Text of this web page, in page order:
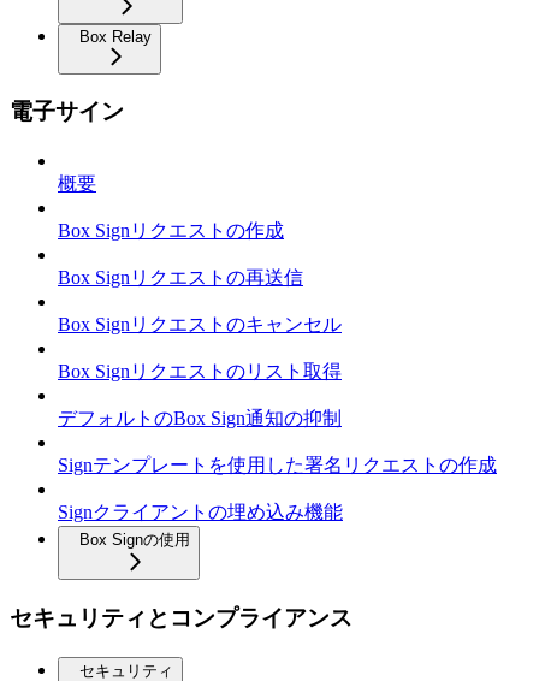
Box Relay
電子サイン
概要
Box Signリクエストの作成
Box Signリクエストの再送信
Box Signリクエストのキャンセル
Box Signリクエストのリスト取得
デフォルトのBox Sign通知の抑制
Signテンプレートを使用した署名リクエストの作成
Signクライアントの埋め込み機能
Box Signの使用
セキュリティとコンプライアンス
セキュリティ